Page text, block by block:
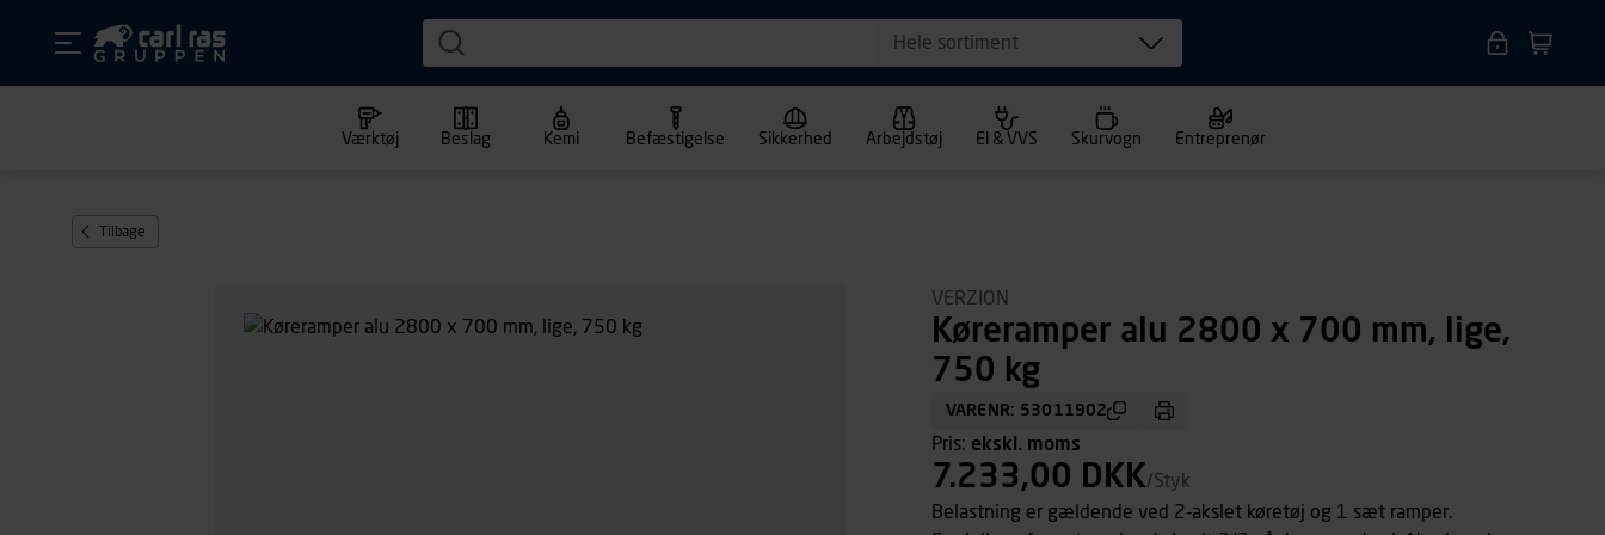
Hele sortiment
Værktøj Beslag Kemi Befæstigelse Sikkerhed Arbejdstøj El & VVS Skurvogn Entreprenør
Tilbage
VERZION
Køreramper alu 2800 x 700 mm, lige,
750 kg
VARENR: 53011902
Pris: ekskl. moms
7.233,00 DKK/Styk
Belastning er gældende ved 2-akslet køretøj og 1 sæt ramper.